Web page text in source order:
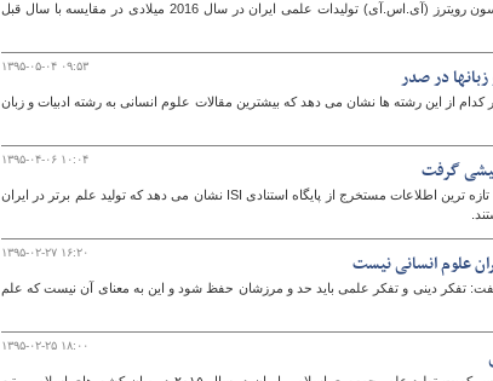
براساس اطلاعات مستخرج از پایگاه وب آو ساینس تامسون رویترز (آی.اس.آی) تولیدات علمی ایران در سال 2016 میلادی در مقایسه با سال قبل
۱۳۹۵-۰۵-۰۴ ۰۹:۵۳
از این رشته ها نشان می دهد که بیشترین مقالات علوم انسانی به رشته ادبیات و زبان
۱۳۹۵-۰۴-۰۶ ۱۰:۰۴
سرپرست پایگاه استنادی علوم جهان اسلام (ISC) گفت: تازه ترین اطلاعات مستخرج از پایگاه استنادی ISI نشان می دهد که تولید علم برتر در ایران
۱۳۹۵-۰۲-۲۷ ۱۶:۲۰ علوم انسانی نیست
تفکر دینی و تفکر علمی باید حد و مرزشان حفظ شود و این به معنای آن نیست که علم
۱۳۹۵-۰۲-۲۵ ۱۸:۰۰